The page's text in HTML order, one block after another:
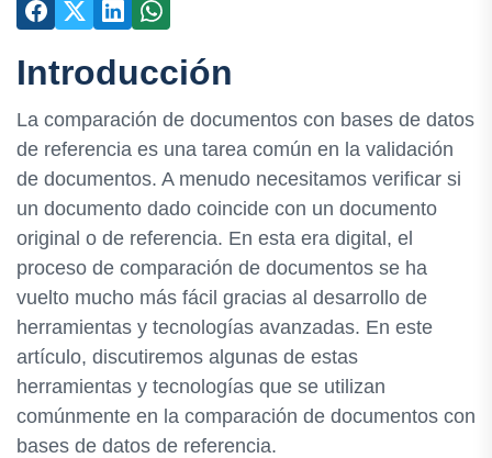
Introducción
La comparación de documentos con bases de datos
de referencia es una tarea común en la validación
de documentos. A menudo necesitamos verificar si
un documento dado coincide con un documento
original o de referencia. En esta era digital, el
proceso de comparación de documentos se ha
vuelto mucho más fácil gracias al desarrollo de
herramientas y tecnologías avanzadas. En este
artículo, discutiremos algunas de estas
herramientas y tecnologías que se utilizan
comúnmente en la comparación de documentos con
bases de datos de referencia.